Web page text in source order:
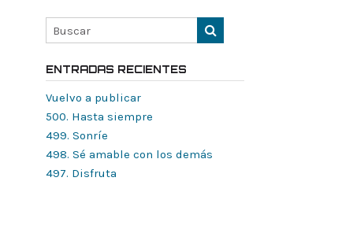
ENTRADAS RECIENTES
Vuelvo a publicar
500. Hasta siempre
499. Sonríe
498. Sé amable con los demás
497. Disfruta